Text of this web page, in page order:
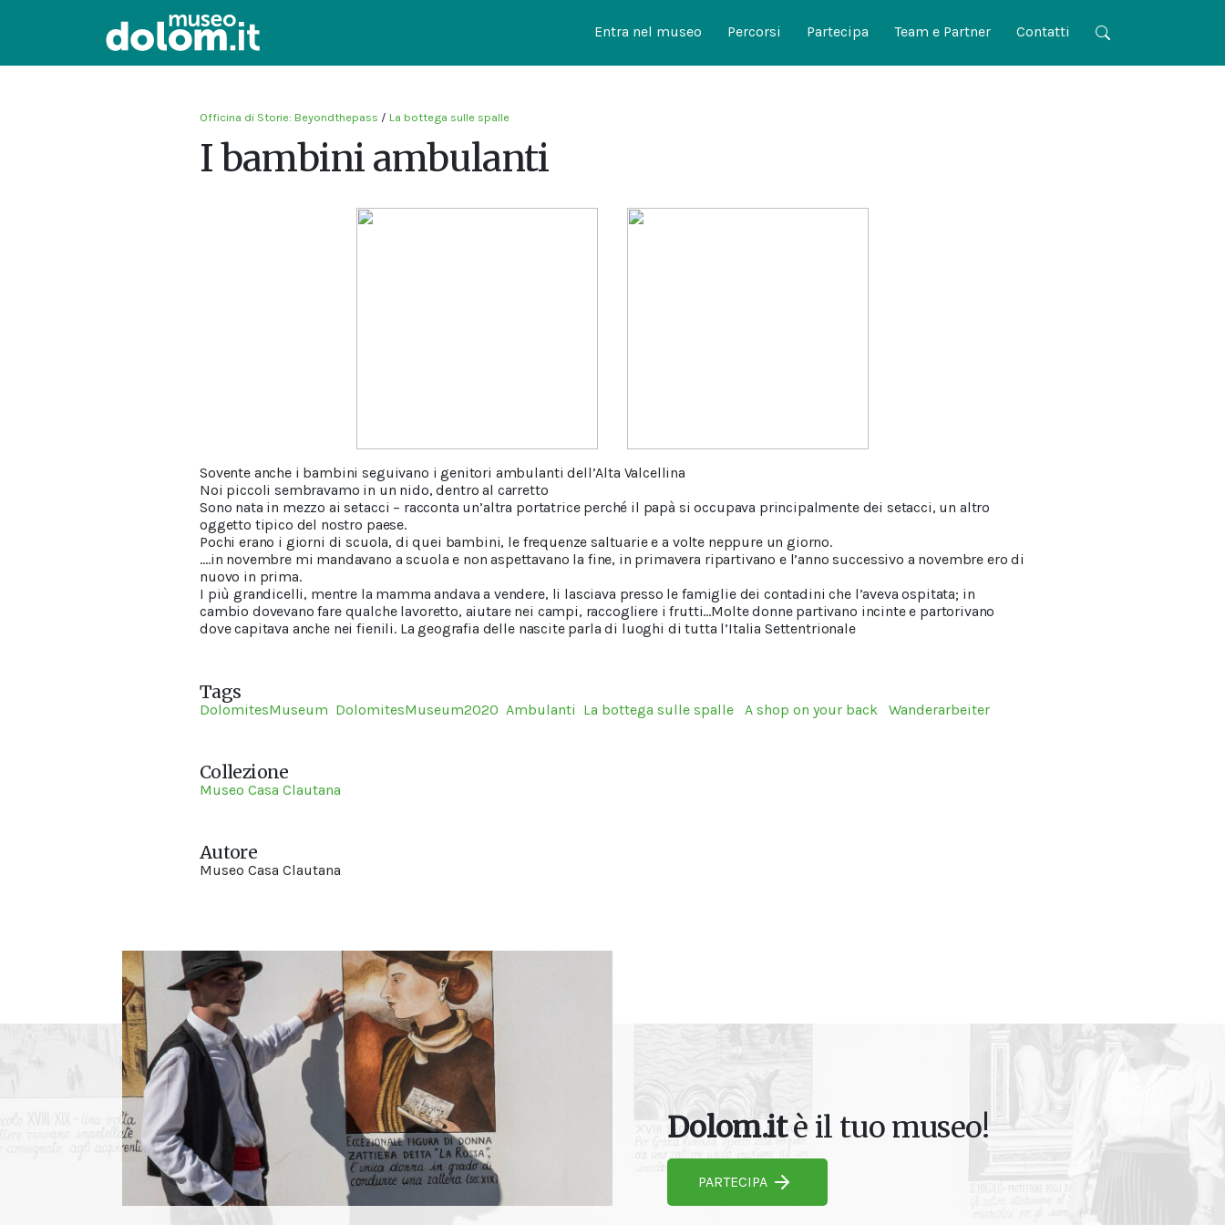
Entra nel museo Percorsi Partecipa Team e Partner Contatti
Officina di Storie: Beyondthepass / La bottega sulle spalle
I bambini ambulanti
Sovente anche i bambini seguivano i genitori ambulanti dell’Alta Valcellina
Noi piccoli sembravamo in un nido, dentro al carretto
Sono nata in mezzo ai setacci – racconta un’altra portatrice perché il papà si occupava principalmente dei setacci, un altro
oggetto tipico del nostro paese.
Pochi erano i giorni di scuola, di quei bambini, le frequenze saltuarie e a volte neppure un giorno.
….in novembre mi mandavano a scuola e non aspettavano la fine, in primavera ripartivano e l’anno successivo a novembre ero di
nuovo in prima.
I più grandicelli, mentre la mamma andava a vendere, li lasciava presso le famiglie dei contadini che l’aveva ospitata; in
cambio dovevano fare qualche lavoretto, aiutare nei campi, raccogliere i frutti…Molte donne partivano incinte e partorivano
dove capitava anche nei fienili. La geografia delle nascite parla di luoghi di tutta l’Italia Settentrionale
Tags
DolomitesMuseum DolomitesMuseum2020 Ambulanti La bottega sulle spalle A shop on your back Wanderarbeiter
Collezione
Museo Casa Clautana
Autore
Museo Casa Clautana
Dolom.itè il tuo museo!
PARTECIPA